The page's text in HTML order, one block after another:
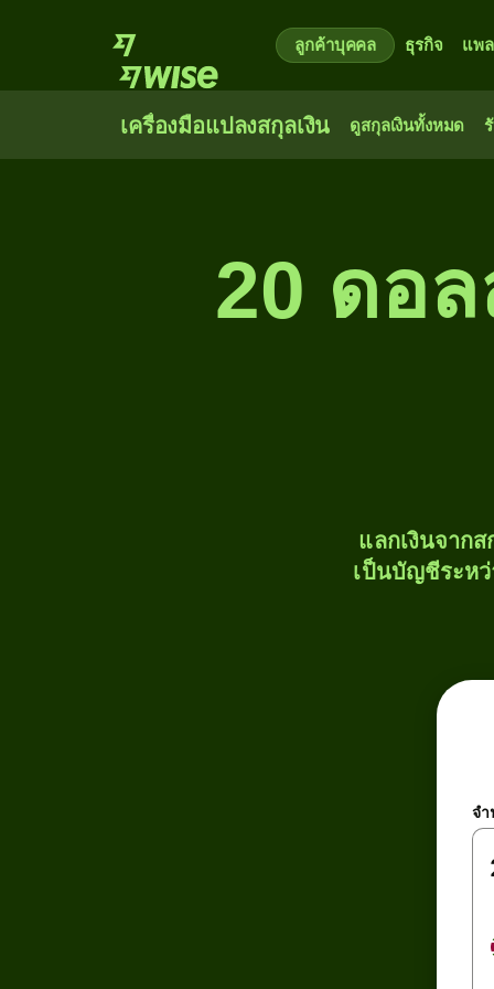
ลูกค้าบุคคล ธุรกิจ แพ
เครื่องมือแปลงสกุลเงิน ดูสกุลเงินทั้งหมด
20 ดอ
แลกเงินจาก
เป็นบัญชีระหว่
จ